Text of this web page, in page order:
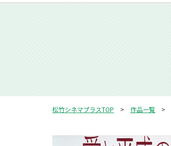
松竹シネマプラスTOP 作品一覧